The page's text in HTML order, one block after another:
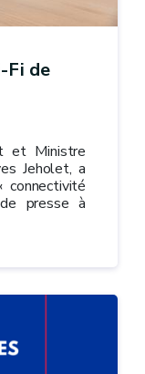
Fi de
et Ministre
Jeholet, a
presse à